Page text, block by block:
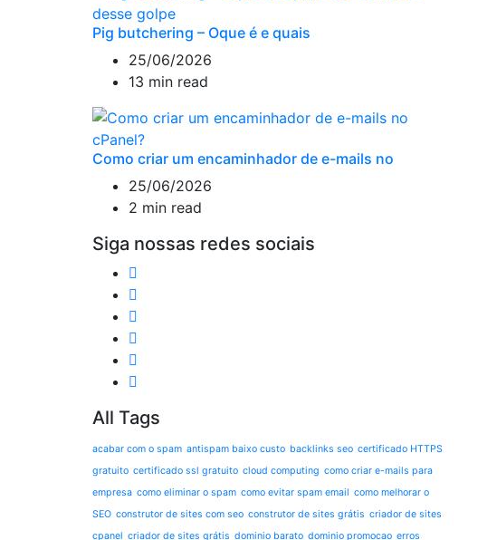
Pig butchering – Oque é e quais
25/06/2026
13 min read
Como criar um encaminhador de e-mails no
25/06/2026
2 min read
Siga nossas redes sociais
All Tags
acabar com o spam antispam baixo custo backlinks seo certificado HTTPS
gratuito certificado ssl gratuito cloud computing como criar e-mails para
empresa como eliminar o spam como evitar spam email como melhorar o
SEO construtor de sites com seo construtor de sites grátis criador de sites
cpanel criador de sites grátis dominio barato dominio promocao erros